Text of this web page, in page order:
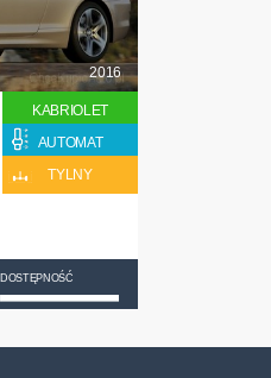
2016
KABRIOLET
AUTOMAT
TYLNY
DOSTĘPNOŚĆ